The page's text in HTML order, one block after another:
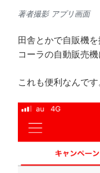
著者撮影 アプリ画面
田舎とかで自販機
コーラの自動販売
これも便利なんです